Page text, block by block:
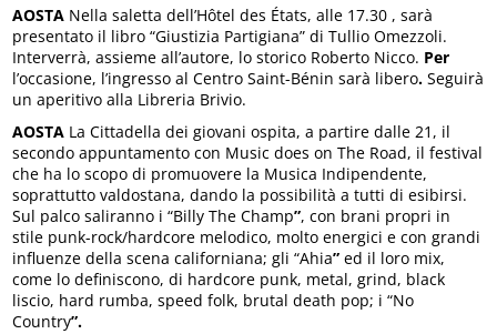
AOSTA Nella saletta dell’Hôtel des États, alle 17.30 , sarà
presentato il libro “Giustizia Partigiana” di Tullio Omezzoli.
Interverrà, assieme all’autore, lo storico Roberto Nicco. Per
l’occasione, l’ingresso al Centro Saint-Bénin sarà libero.Seguirà
un aperitivo alla Libreria Brivio.
AOSTA La Cittadella dei giovani ospita, a partire dalle 21, il
secondo appuntamento con Music does on The Road, il festival
che ha lo scopo di promuovere la Musica Indipendente,
soprattutto valdostana, dando la possibilità a tutti di esibirsi.
Sul palco saliranno i “Billy The Champ”, con brani propri in
stile punk-rock/hardcore melodico, molto energici e con grandi
influenze della scena californiana; gli “Ahia”ed il loro mix,
come lo definiscono, di hardcore punk, metal, grind, black
liscio, hard rumba, speed folk, brutal death pop; i “No
Country”.